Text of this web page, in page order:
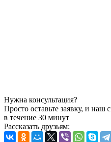
Нужна консультация?
Просто оставьте заявку, и наш
в течение 30 минут
Рассказать друзьям: